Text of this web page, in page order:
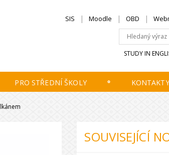
SIS Moodle OBD
STUDY IN
PRO STŘEDNÍ ŠKOLY KONTAKTY
SOUVISEJÍCÍ